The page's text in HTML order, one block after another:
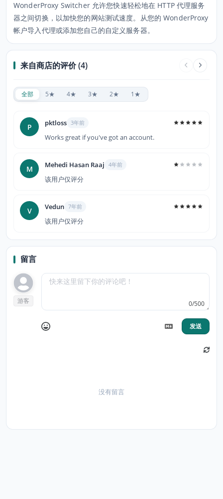
WonderProxy Switcher 允许您快速轻松地在 HTTP 代理服务
器之间切换，以加快您的网站测试速度。从您的 WonderProxy
帐户导入代理或添加您自己的自定义服务器。
来自商店的评价 (4)
全部 5★ 4★ 3★ 2★ 1★
P pktloss 3年前
Works great if you've got an account.
M Mehedi Hasan Raaj 4年前
该用户仅评分
V Vedun 7年前
该用户仅评分
留言
游客 0/500
发送
没有留言